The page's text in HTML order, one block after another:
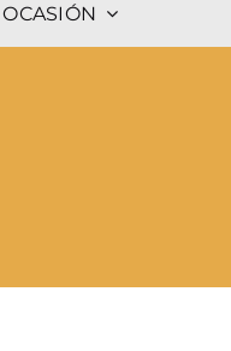
OCASIÓN